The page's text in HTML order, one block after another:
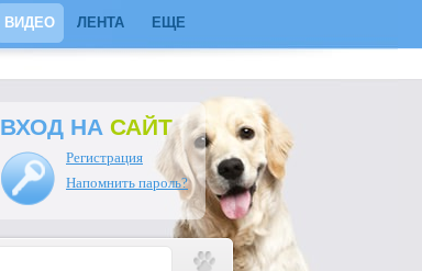
ВИДЕО ЛЕНТА ЕЩЕ
ВХОД НА САЙТ
Регистрация
Напомнить пароль?